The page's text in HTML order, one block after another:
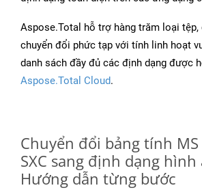
Aspose.Total hỗ trợ hàng trăm loại
chuyển đổi phức tạp với tính linh hoạt
danh sách đầy đủ các định dạng được
Aspose.Total Cloud.
Chuyển đổi bảng tính
SXC sang định dạng hình
Hướng dẫn từng bước